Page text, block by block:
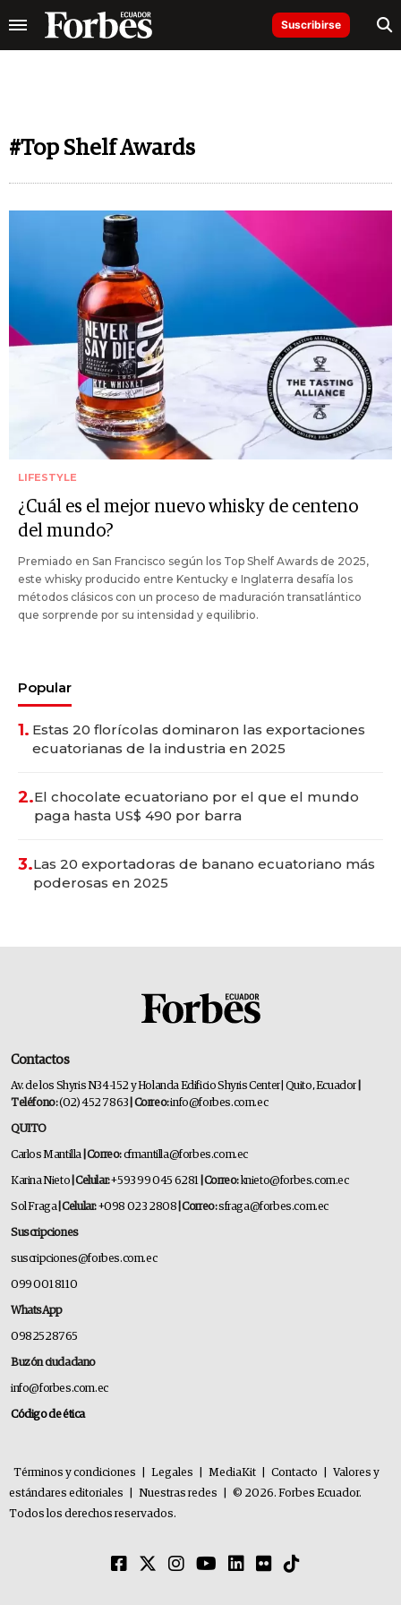
Suscribirse
#Top Shelf Awards
LIFESTYLE
¿Cuál es el mejor nuevo whisky de centeno
del mundo?
Premiado en San Francisco según los Top Shelf Awards de 2025,
este whisky producido entre Kentucky e Inglaterra desafía los
métodos clásicos con un proceso de maduración transatlántico
que sorprende por su intensidad y equilibrio.
Popular
1. Estas 20 florícolas dominaron las exportaciones
ecuatorianas de la industria en 2025
2.El chocolate ecuatoriano por el que el mundo
paga hasta US$ 490 por barra
3.Las 20 exportadoras de banano ecuatoriano más
poderosas en 2025
Contactos
Av. de los Shyris N34-152 y Holanda Edificio Shyris Center | Quito, Ecuador
Teléfono:(02) 452 7863 | Correo:info@forbes.com.ec
QUITO
Carlos Mantilla | Correo:cfmantilla@forbes.com.ec
Karina Nieto | Celular:+593 99 045 6281 | Correo: knieto@forbes.com.ec
Sol Fraga | Celular:+098 023 2808 | Correo:sfraga@forbes.com.ec
Suscripciones
suscripciones@forbes.com.ec
099 001 8110
WhatsApp
0982528765
Buzón ciudadano
info@forbes.com.ec
Código de ética
Términos y condiciones Legales MediaKit Contacto
Valores y
estándares editoriales
Nuestras redes
© 2026. Forbes Ecuador.
Todos los derechos reservados.